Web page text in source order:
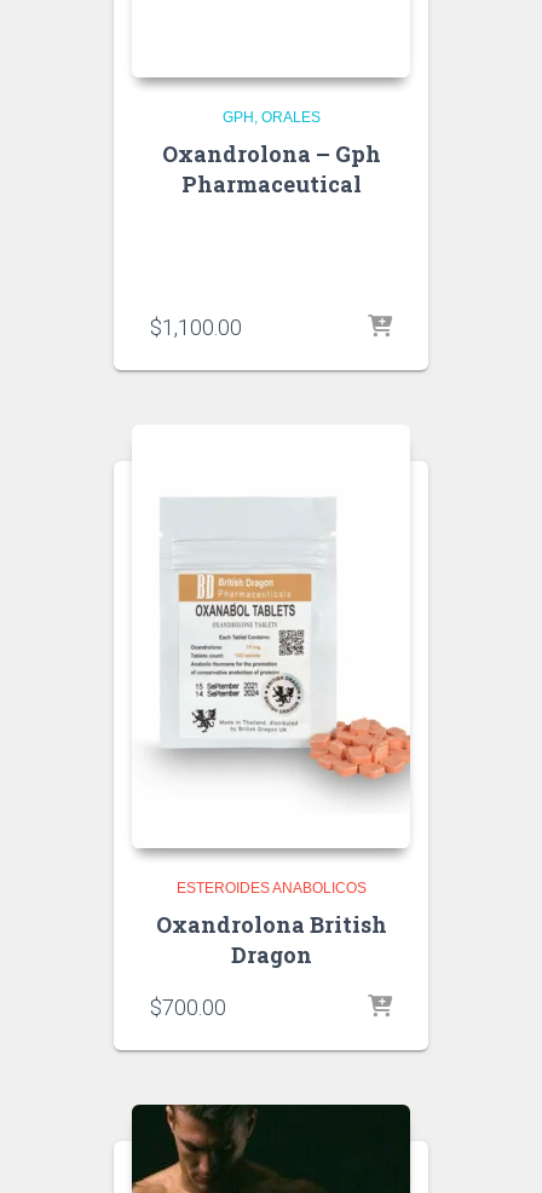
GPH ORALES
Oxandrolona – Gph
Pharmaceutical
$1,100.00
ESTEROIDES ANABOLICOS
Oxandrolona British
Dragon
$700.00